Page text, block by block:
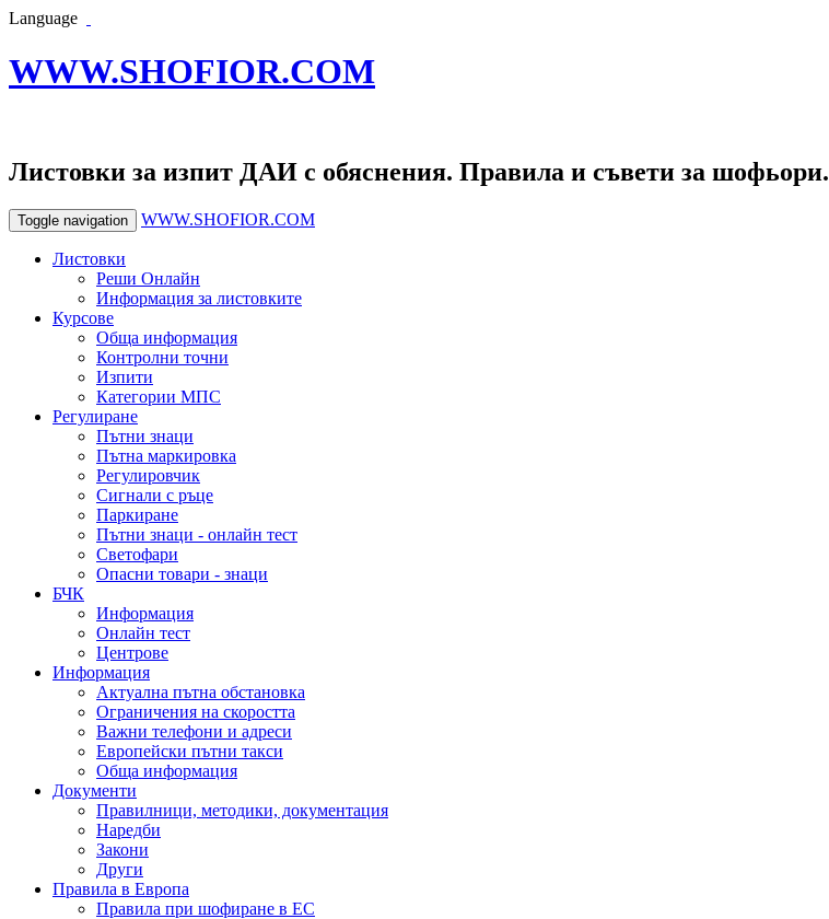
Language
WWW.SHOFIOR.COM
Листовки за изпит ДАИ с обяснения. Правила и съвети за шофьори.
Toggle navigation WWW.SHOFIOR.COM
Листовки
Реши Онлайн
Информация за листовките
Курсове
Обща информация
Контролни точни
Изпити
Категории МПС
Регулиране
Пътни знаци
Пътна маркировка
Регулировчик
Сигнали с ръце
Паркиране
Пътни знаци - онлайн тест
Светофари
Опасни товари - знаци
БЧК
Информация
Онлайн тест
Центрове
Информация
Актуална пътна обстановка
Ограничения на скоростта
Важни телефони и адреси
Европейски пътни такси
Обща информация
Документи
Правилници, методики, документация
Наредби
Закони
Други
Правила в Европа
Правила при шофиране в ЕС